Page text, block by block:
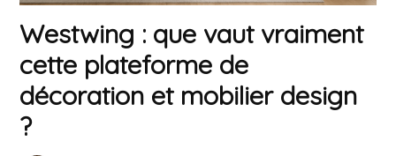
Westwing : que vaut vraiment
cette plateforme de
décoration et mobilier design
?